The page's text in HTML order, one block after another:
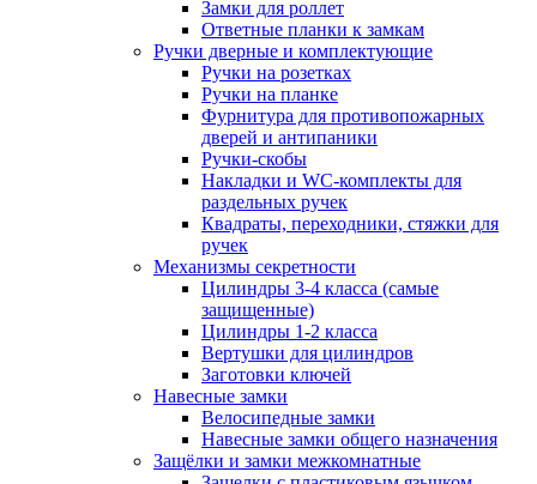
Замки для роллет
Ответные планки к замкам
Ручки дверные и комплектующие
Ручки на розетках
Ручки на планке
Фурнитура для противопожарных
дверей и антипаники
Ручки-скобы
Накладки и WC-комплекты для
раздельных ручек
Квадраты, переходники, стяжки для
ручек
Механизмы секретности
Цилиндры 3-4 класса (самые
защищенные)
Цилиндры 1-2 класса
Вертушки для цилиндров
Заготовки ключей
Навесные замки
Велосипедные замки
Навесные замки общего назначения
Защёлки и замки межкомнатные